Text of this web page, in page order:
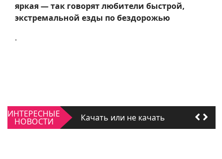
яркая — так говорят любители быстрой,
экстремальной езды по бездорожью
.
ИНТЕРЕСНЫЕ
НОВОСТИ Качать или не качать